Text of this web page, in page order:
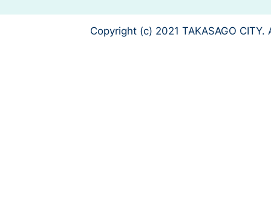
Copyright (c) 2021 TAKASAGO CITY.